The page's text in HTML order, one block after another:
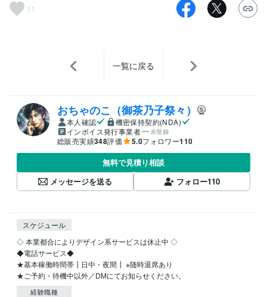
11
一覧に戻る
おちゃのこ（御茶乃子祭々）
本人確認
機密保持契約(NDA)
インボイス発行事業者
未登録
総販売実績348評価 5.0フォロワー110
無料で見積り相談
メッセージを送る
フォロー110
スケジュール
◇ 本業都合によりデザイン系サービスは休止中 ◇
◆電話サービス◆
★基本稼働時間帯┃日中・夜間┃ ※随時退席あり
経験職種